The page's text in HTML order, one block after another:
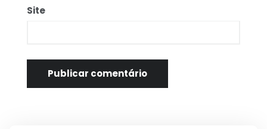
Site